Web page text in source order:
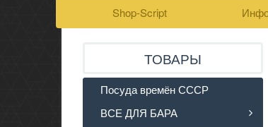
Shop-Script
ТОВАРЫ
Посуда времён СССР
ВСЕ ДЛЯ БАРА